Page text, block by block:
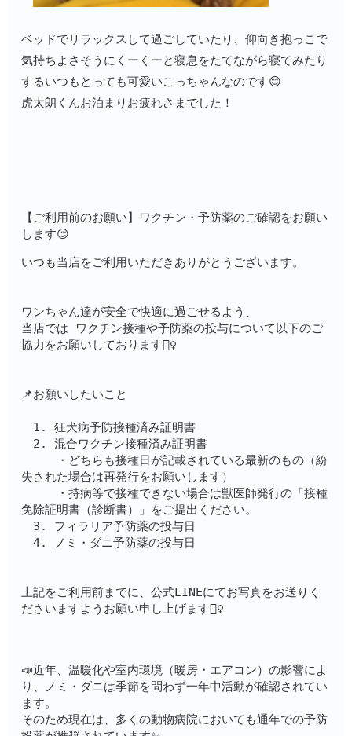
ベッドでリラックスして過ごしていたり、仰向き抱っこで
気持ちよさそうにくーくーと寝息をたてながら寝てみたり
するいつもとっても可愛いこっちゃんなのです😊
虎太朗くんお泊まりお疲れさまでした！
【ご利用前のお願い】ワクチン・予防薬のご確認をお願い
します😌
いつも当店をご利用いただきありがとうございます。
ワンちゃん達が安全で快適に過ごせるよう、
当店では ワクチン接種や予防薬の投与について以下のご
協力をお願いしております🙇‍♀️
📌お願いしたいこと
1. 狂犬病予防接種済み証明書
2. 混合ワクチン接種済み証明書
・どちらも接種日が記載されている最新のもの（紛
失された場合は再発行をお願いします）
・持病等で接種できない場合は獣医師発行の「接種
免除証明書（診断書）」をご提出ください。
3. フィラリア予防薬の投与日
4. ノミ・ダニ予防薬の投与日
上記をご利用前までに、公式LINEにてお写真をお送りく
ださいますようお願い申し上げます🙇‍♀️
📣近年、温暖化や室内環境（暖房・エアコン）の影響によ
り、ノミ・ダニは季節を問わず一年中活動が確認されてい
ます。
そのため現在は、多くの動物病院においても通年での予防